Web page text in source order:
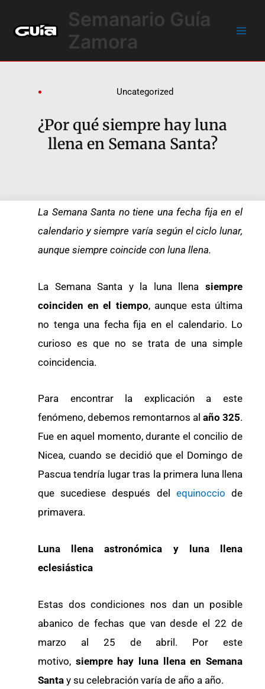
contenido
Semanario Guía
Zamora
Uncategorized
¿Por qué siempre hay luna
llena en Semana Santa?
La Semana Santa no tiene una fecha fija en el
calendario y siempre varía según el ciclo lunar,
aunque siempre coincide con luna llena.
La Semana Santa y la luna llena siempre
coinciden en el tiempo, aunque esta última
no tenga una fecha fija en el calendario. Lo
curioso es que no se trata de una simple
coincidencia.
Para encontrar la explicación a este
fenómeno, debemos remontarnos al año 325.
Fue en aquel momento, durante el concilio de
Nicea, cuando se decidió que el Domingo de
Pascua tendría lugar tras la primera luna llena
que sucediese después del equinoccio de
primavera.
Luna llena astronómica y luna llena
eclesiástica
Estas dos condiciones nos dan un posible
abanico de fechas que van desde el 22 de
marzo al 25 de abril. Por este
motivo, siempre hay luna llena en Semana
Santa y su celebración varía de año a año.